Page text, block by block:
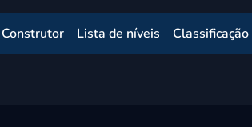
Construtor Lista de níveis Classificação